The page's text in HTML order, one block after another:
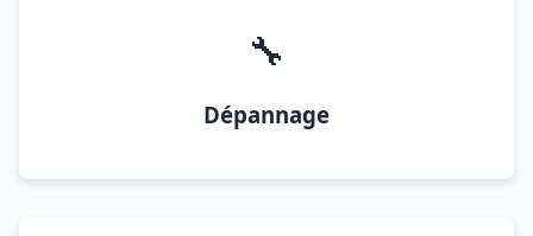
🔧
Dépannage